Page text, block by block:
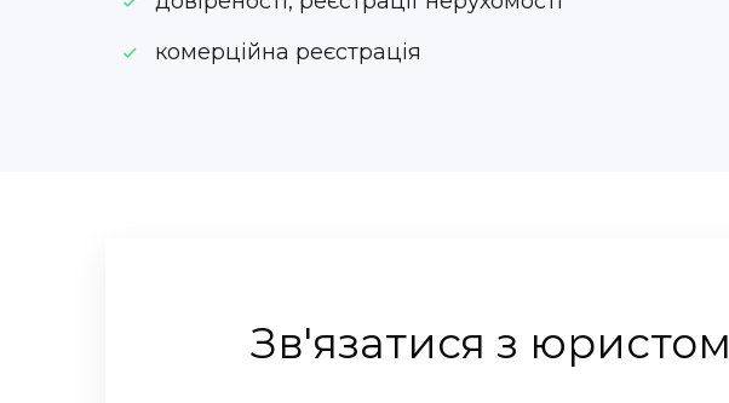
комерційна реєстрація
Зв'язатися з юристом